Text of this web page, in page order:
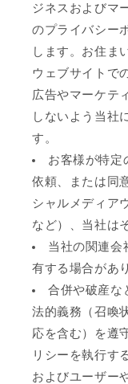
ジネスおよびマ
のプライバシー
します。お住ま
ウェブサイトで
広告やマーケテ
しないよう当社
す。
お客様が特定
依頼、または同
シャルメディア
など）、当社は
当社の関連会
有する場合があ
合併や破産な
法的義務（召喚
応を含む）を遵
リシーを執行す
およびユーザー